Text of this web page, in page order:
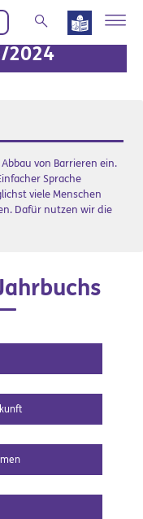
2024
von Barrieren ein.
Sprache
viele Menschen
Dafür nutzen wir die